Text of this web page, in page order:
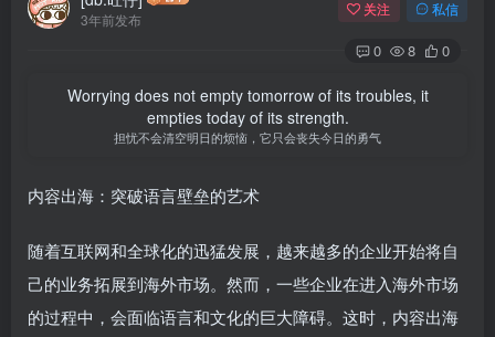
3年前发布
关注 私信
0 8 0
Worrying does not empty tomorrow of its troubles, it
empties today of its strength.
担忧不会清空明日的烦恼，它只会丧失今日的勇气
内容出海：突破语言壁垒的艺术
随着互联网和全球化的迅猛发展，越来越多的企业开始将自
己的业务拓展到海外市场。然而，一些企业在进入海外市场
的过程中，会面临语言和文化的巨大障碍。这时，内容出海